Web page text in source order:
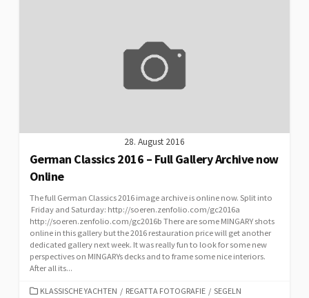
28. August 2016
German Classics 2016 – Full Gallery Archive now
Online
The full German Classics 2016 image archive is online now. Split into
Friday and Saturday: http://soeren.zenfolio.com/gc2016a
http://soeren.zenfolio.com/gc2016b There are some MINGARY shots
online in this gallery but the 2016 restauration price will get another
dedicated gallery next week. It was really fun to look for some new
perspectives on MINGARYs decks and to frame some nice interiors.
After all its...
CATEGORIES
KLASSISCHE YACHTEN / REGATTA FOTOGRAFIE / SEGELN